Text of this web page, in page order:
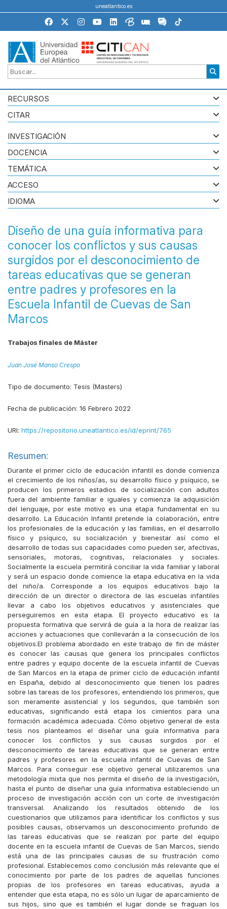
uneatlantico.es
RECURSOS
CITAR
Diseño de una guía informativa para
conocer los conflictos y sus causas
surgidos por el desconocimiento de
tareas educativas que se generan
entre padres y profesores en la
Escuela Infantil de Cuevas de San
Marcos
Trabajos finales de Máster
Juan José Manso Crespo
Tipo de documento: Tesis (Masters)
Fecha de publicación: 16 Febrero 2022
URI: https://repositorio.uneatlantico.es/id/eprint/765
Resumen:
Durante el primer ciclo de educación infantil es donde comienza
el crecimiento de los niños/as, su desarrollo físico y psíquico, se
producen los primeros estadios de socialización con adultos
fuera del ambiente familiar e iguales y comienza la adquisición
del lenguaje, por este motivo es una etapa fundamental en su
desarrollo. La Educación Infantil pretende la colaboración, entre
los profesionales de la educación y las familias, en el desarrollo
físico y psíquico, su socialización y bienestar así como el
desarrollo de todas sus capacidades como pueden ser, afectivas,
sensoriales, motoras, cognitivas, relacionales y sociales.
Socialmente la escuela permitirá conciliar la vida familiar y laboral
y será un espacio donde comience la etapa educativa en la vida
del niño/a. Corresponde a los equipos educativos bajo la
dirección de un director o directora de las escuelas infantiles
llevar a cabo los objetivos educativos y asistenciales que
perseguiremos en esta etapa. El proyecto educativo es la
propuesta formativa que servirá de guía a la hora de realizar las
acciones y actuaciones que conllevarán a la consecución de los
objetivos.El problema abordado en este trabajo de fin de máster
es conocer las causas que genera los principales conflictos
entre padres y equipo docente de la escuela infantil de Cuevas
de San Marcos en la etapa de primer ciclo de educación infantil
en España, debido al desconocimiento que tienen los padres
sobre las tareas de los profesores, entendiendo los primeros, que
son meramente asistencial y los segundos, que también son
educativas, significando está etapa los cimientos para una
formación académica adecuada. Cómo objetivo general de esta
tesis nos planteamos el diseñar una guía informativa para
conocer los conflictos y sus causas surgidos por el
desconocimiento de tareas educativas que se generan entre
padres y profesores en la escuela infantil de Cuevas de San
Marcos. Para conseguir ese objetivo general utilizaremos una
metodología mixta que nos permita el diseño de la investigación,
hasta el punto de diseñar una guía informativa estableciendo un
proceso de investigación acción con un corte de investigación
transversal. Analizando los resultados obtenido de los
cuestionarios que utilizamos para identificar los conflictos y sus
posibles causas, observamos un desconocimiento profundo de
las tareas educativas que se realizan por parte del equipo
docente en la escuela infantil de Cuevas de San Marcos, siendo
está una de las principales causas de su frustración como
profesional. Establecemos como conclusión más relevante que el
conocimiento por parte de los padres de aquellas funciones
propias de los profesores en tareas educativas, ayuda a
entender que esta etapa, no es sólo un lugar de aparcamiento de
sus hijos, sino que es también el lugar donde se fraguan los
INVESTIGACIÓN
DOCENCIA
TEMÁTICA
ACCESO
IDIOMA